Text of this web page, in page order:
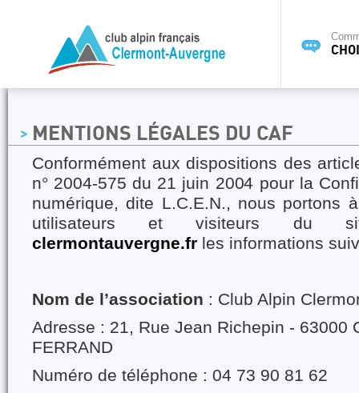
MENTIONS LÉGALES DU CAF
Conformément aux dispositions des
n° 2004-575 du 21 juin 2004 pour la
numérique, dite L.C.E.N., nous portons
utilisateurs et visiteurs du
clermontauvergne.fr les informations
Nom de l’association : Club Alpin
Adresse : 21, Rue Jean Richepin - 63000
FERRAND
Numéro de téléphone : 04 73 90 81 62